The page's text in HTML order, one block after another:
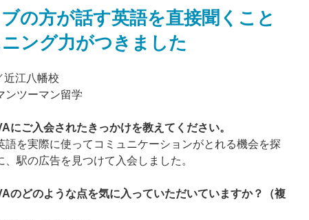
の方が話す英語を直接聞くこと
ング力がつきました
近江八幡校
ンツーマン留学
にご入会されたきっかけを教えてください。
語を実際に使ってコミュニケーションがとれる機会を探
、駅の広告を見つけて入会しました。
のどのような点を気に入っていただいていますか？（複